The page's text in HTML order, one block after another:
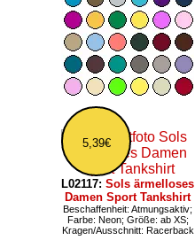
5,39€
L02117: Sols ärmelloses
Damen Sport Tankshirt
Beschaffenheit: Atmungsaktiv;
Farbe: Neon; Größe: ab XS;
Kragen/Ausschnitt: Racerback